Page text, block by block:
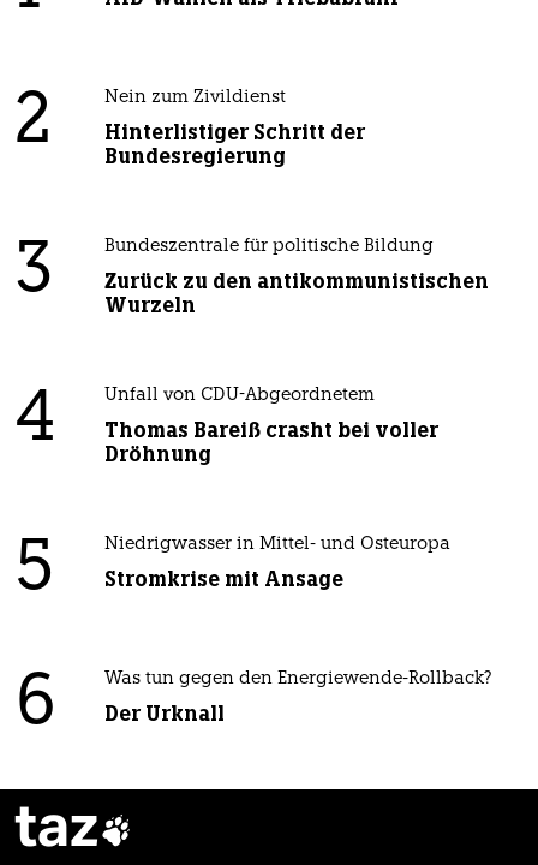
2 Nein zum Zivildienst
Hinterlistiger Schritt der
Bundesregierung
3 Bundeszentrale für politische Bildung
Zurück zu den antikommunistischen
Wurzeln
4 Unfall von CDU-Abgeordnetem
Thomas Bareiß crasht bei voller
Dröhnung
5 Niedrigwasser in Mittel- und Osteuropa
Stromkrise mit Ansage
6 Was tun gegen den Energiewende-Rollback?
Der Urknall
taz